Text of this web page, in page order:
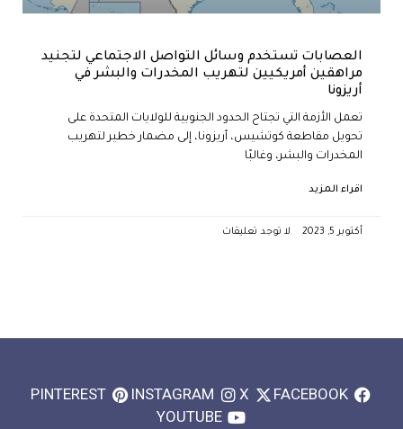
العصابات تستخدم وسائل التواصل الاجتماعي لتجنيد
مراهقين أمريكيين لتهريب المخدرات والبشر في
أريزونا
تعمل الأزمة التي تجتاح الحدود الجنوبية للولايات المتحدة على
تحويل مقاطعة كوتشيس، أريزونا، إلى مضمار خطير لتهريب
المخدرات والبشر، وغالبًا
اقراء المزيد
أكتوبر 5, 2023 لا توجد تعليقات
FACEBOOK
X
INSTAGRAM
PINTEREST
YOUTUBE